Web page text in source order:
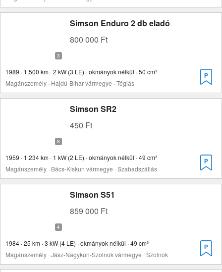
Simson Enduro 2 db eladó
800 000 Ft
1989 · 1.500 km · 2 kW (3 LE) · okmányok nélkül · 50 cm³
Magánszemély · Hajdú-Bihar vármegye · Téglás
Simson SR2
450 Ft
1959 · 1.234 km · 1 kW (2 LE) · okmányok nélkül · 49 cm³
Magánszemély · Bács-Kiskun vármegye · Szabadszállás
Simson S51
859 000 Ft
1984 · 25 km · 3 kW (4 LE) · okmányok nélkül · 49 cm³
Magánszemély · Jász-Nagykun-Szolnok vármegye · Szolnok